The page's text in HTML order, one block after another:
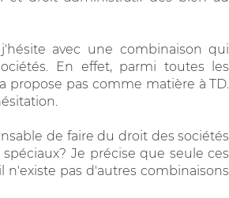
avec une combinaison qui
En effet, parmi toutes les
propose pas comme matière à TD.
de faire du droit des sociétés
Je précise que seule ces
pas d'autres combinaisons